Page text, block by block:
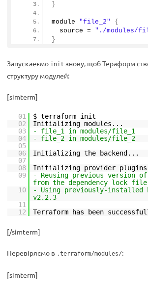
}
module "file_2"
{
  source =
"./modules/
}
Запускаеємо init знову, щоб Тераформ
структуру модулей:
[simterm]
01
$ terraform init
02
Initializing modules...
03
- file_1 in modules/file_1
04
- file_2 in modules/file_2
05
06
Initializing the backend...
07
08
Initializing provider
09
- Reusing previous version
from the dependency lock file
10
- Using previously-installed
v2.2.3
11
12
Terraform has been
[/simterm]
Перевіряємо в .terraform/modules/:
[simterm]